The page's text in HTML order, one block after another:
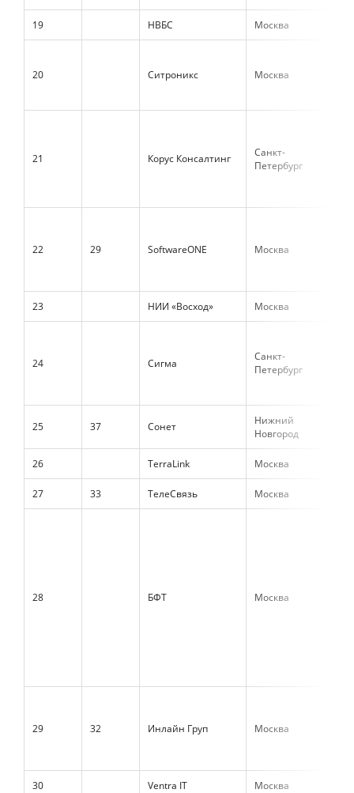
19 НВБС Москва
20 Ситроникс Москва
21 Корус Консалтинг
Санкт-
Петербург
22 29 SoftwareONE Москва
23 НИИ «Восход» Москва
24 Сигма
Санкт-
Петербург
25 37 Сонет
Нижний
Новгород
26 TerraLink Москва
27 33 ТелеСвязь Москва
28 БФТ Москва
29 32 Инлайн Груп Москва
30 Ventra IT Москва